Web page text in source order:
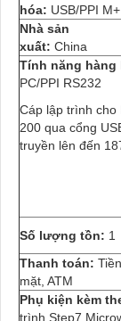
hóa: USB/PPI M+
Nhà sản
xuất: China
Tính năng hàng
PC/PPI RS232
Cáp lập trình cho
200 qua cổng
truyền lên đến
Số lượng tồn: 1
Thanh toán: Tiền
mặt, ATM
Phụ kiện kèm
trình Step7